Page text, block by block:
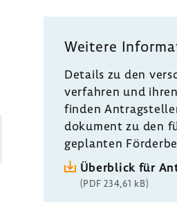
Weitere
Details zu den
ver­fahren und
finden
do­ku­ment zu den
geplanten
Über­blick für
(PDF 234,61 kB)